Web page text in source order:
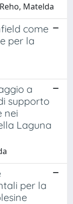
Matelda
come
per la
a
supporto
nei
Laguna
per la